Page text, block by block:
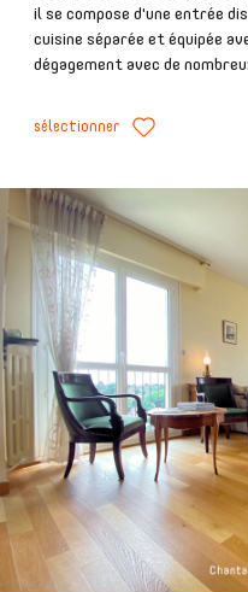
il se compose d'une entrée
cuisine séparée et équipée
dégagement avec de
sélectionner